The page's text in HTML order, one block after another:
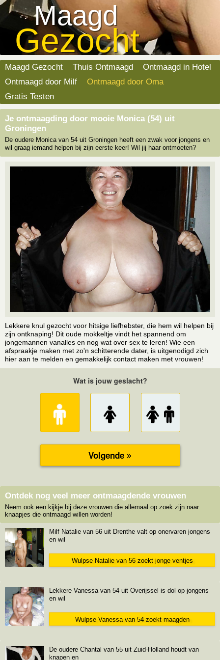
Maagd
Gezocht
Maagd Gezocht Thuis Ontmaagd
Ontmaagd in Hotel
Ontmaagd door Milf
Ontmaagd door Oma
Gratis Testen
Je ontmaagding door mooie Monica (54) uit
Groningen
De oudere Monica van 54 uit Groningen heeft een zwak voor jongens en
wil graag iemand helpen bij zijn eerste keer! Wil jij haar ontmoeten?
Lekkere knul gezocht voor hitsige liefhebster, die hem wil helpen bij
zijn ontknaping! Dit oude mokkeltje vindt het spannend om
jongemannen vanalles en nog wat over sex te leren! Wie een
afspraakje maken met zo'n schitterende dater, is uitgenodigd zich
hier aan te melden en gemakkelijk contact maken met vrouwen!
Ontdek nog veel meer ontmaagdende vrouwen
Neem ook een kijkje bij deze vrouwen die allemaal op zoek zijn naar
knaapjes die ontmaagd willen worden!
Milf Natalie van 56 uit Drenthe valt op onervaren jongens
en wil
Wulpse Natalie van 56 zoekt jonge ventjes
Lekkere Vanessa van 54 uit Overijssel is dol op jongens
en wil
Wulpse Vanessa van 54 zoekt maagden
De oudere Chantal van 55 uit Zuid-Holland houdt van
knapen en